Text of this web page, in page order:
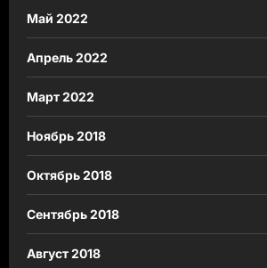
Май 2022
Апрель 2022
Март 2022
Ноябрь 2018
Октябрь 2018
Сентябрь 2018
Август 2018